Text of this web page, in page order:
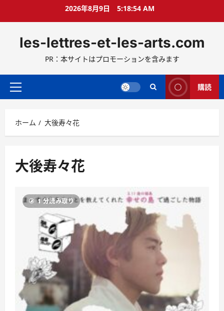
ス
ッ
2026年8月9日 5:18:55 AM
les-lettres-et-les-arts.com
PR：本サイトはプロモーションを含みます
メ
メ
ニ
ー
購読
ホーム 大後寿々花
大後寿々花
1 分読み取り